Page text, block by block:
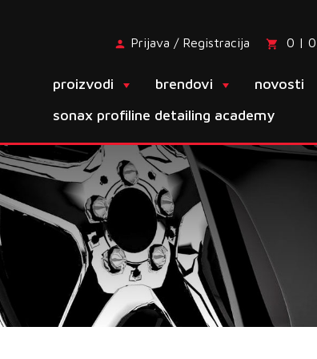
Prijava / Registracija 0 |
proizvodi brendovi novosti
sonax profiline detailing academy